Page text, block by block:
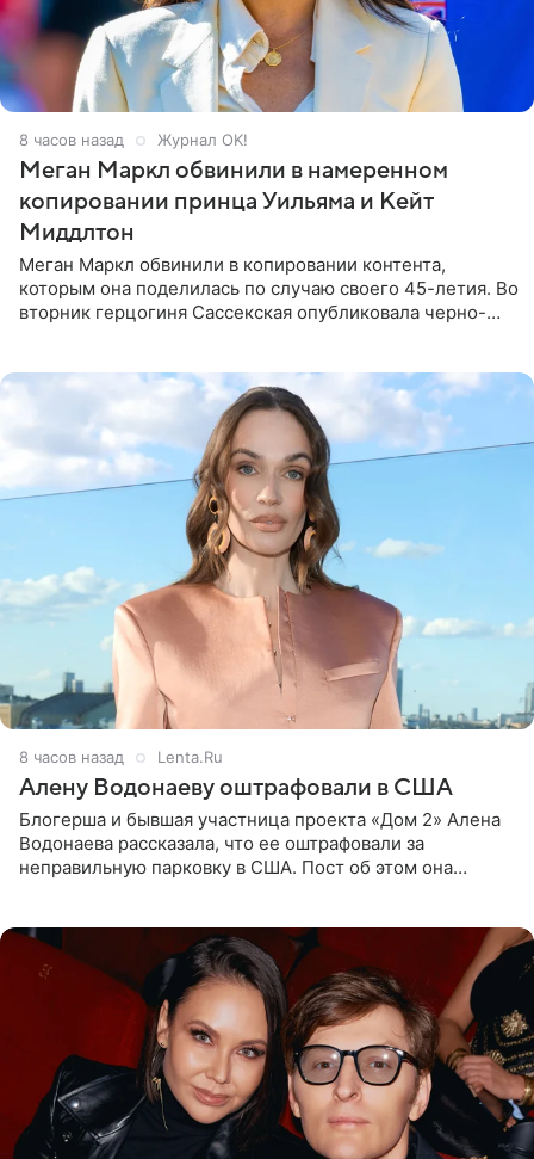
8 часов назад Журнал OK!
Меган Маркл обвинили в намеренном
копировании принца Уильяма и Кейт
Миддлтон
Меган Маркл обвинили в копировании контента,
которым она поделилась по случаю своего 45-летия. Во
вторник герцогиня Сассекская опубликовала черно-
8 часов назад Lenta.Ru
Алену Водонаеву оштрафовали в США
Блогерша и бывшая участница проекта «Дом 2» Алена
Водонаева рассказала, что ее оштрафовали за
неправильную парковку в США. Пост об этом она